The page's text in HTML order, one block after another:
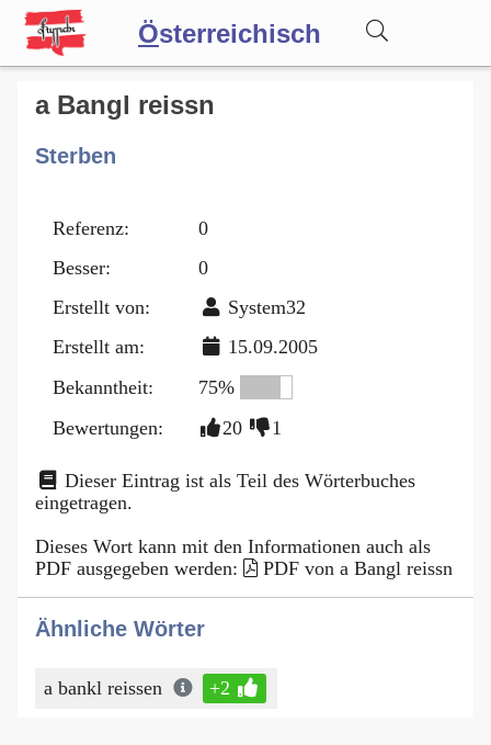
Österreichisch
Wörterbuch
Forum
Blog
a Bangl reissn
Sterben
Referenz:
0
Besser:
0
Erstellt von:
System32
Erstellt am:
15.09.2005
Bekanntheit:
75%
Bewertungen:
20 1
Dieser Eintrag ist als Teil des Wörterbuches
eingetragen.
Dieses Wort kann mit den Informationen auch als
PDF ausgegeben werden:
PDF von a Bangl reissn
Ähnliche Wörter
a bankl reissen +2